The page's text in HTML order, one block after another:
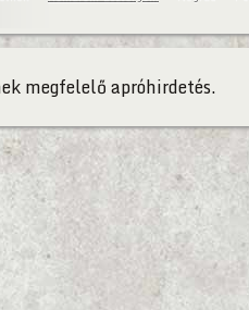
megfelelő apróhirdetés.